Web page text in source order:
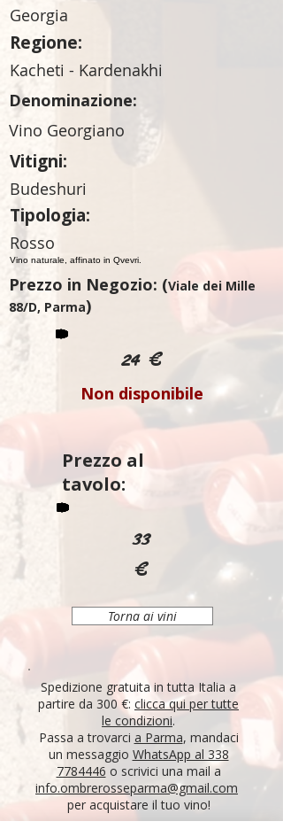
Georgia
Regione:
Kacheti - Kardenakhi
Denominazione:
Vino Georgiano
Vitigni:
Budeshuri
Tipologia:
Rosso
Vino naturale, affinato in Qvevri.
Prezzo in Negozio: (Viale dei Mille
88/D, Parma)
24 €
Non disponibile
Prezzo al
tavolo:
33
€
Torna ai vini
Spedizione gratuita in tutta Italia a
partire da 300 €: clicca qui per tutte
le condizioni.
Passa a trovarci a Parma, mandaci
un messaggio WhatsApp al 338
7784446 o scrivici una mail a
info.ombrerosseparma@gmail.com
per acquistare il tuo vino!